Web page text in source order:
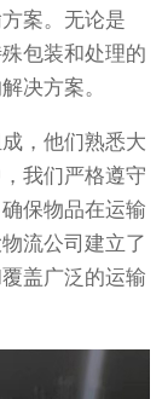
案。无论是
包装和处理的
决方案。
，他们熟悉大
我们严格遵守
保物品在运输
流公司建立了
盖广泛的运输